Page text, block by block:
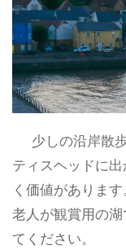
少しの沿岸散
ティスヘッドに
く価値がありま
老人が観賞用の
てください。